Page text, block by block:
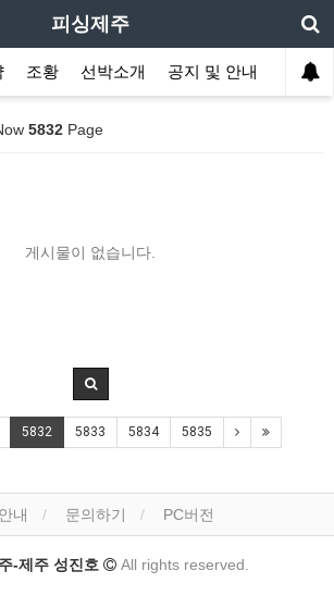
피싱제주
조황 선박소개 공지 및 안내
5832 Page
게시물이 없습니다.
5832 5833 5834 5835
내 문의하기 PC버전
-제주 성진호 All rights reserved.